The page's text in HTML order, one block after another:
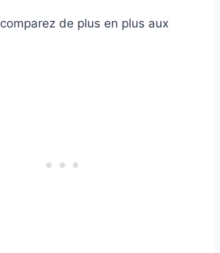
de plus en plus aux